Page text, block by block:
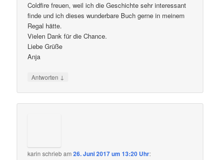
Coldfire freuen, weil ich die Geschichte sehr interessant
finde und ich dieses wunderbare Buch gerne in meinem
Regal hätte.
Vielen Dank für die Chance.
Liebe Grüße
Anja
Antworten ↓
karin schriebam26. Juni 2017 um 13:20 Uhr: